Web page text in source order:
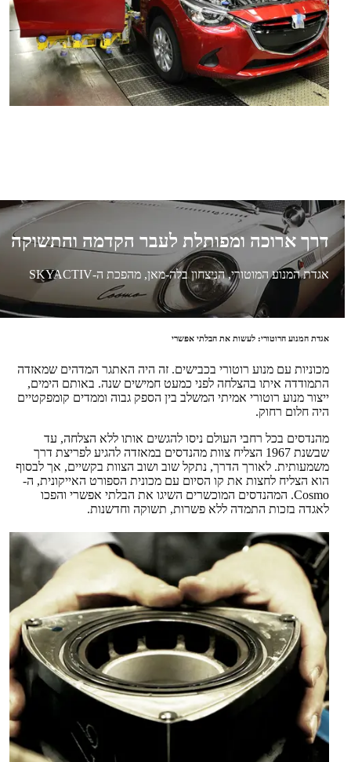
דרך ארוכה ומפותלת לעבר הקדמה והתשוקה
אגדת המנוע המוטורי, הניצחון בלה-מאן, מהפכת ה-SKYACTIV
אגדת המנוע הרוטורי: לעשות את הבלתי אפשרי
מכוניות עם מנוע רוטורי בכבישים. זה היה האתגר המדהים שמאזדה
התמודדה איתו בהצלחה לפני כמעט חמישים שנה. באותם הימים,
ייצור מנוע רוטורי אמיתי המשלב בין הספק גבוה וממדים קומפקטיים
היה חלום רחוק.
מהנדסים בכל רחבי העולם ניסו להגשים אותו ללא הצלחה, עד
שבשנת 1967 הצליח צוות מהנדסים במאזדה להגיע לפריצת דרך
משמעותית. לאורך הדרך, נתקל שוב ושוב הצוות בקשיים, אך לבסוף
הוא הצליח לחצות את קו הסיום עם מכונית הספורט האייקונית, ה-
Cosmo. המהנדסים המוכשרים השיגו את הבלתי אפשרי והפכו
לאגדה בזכות התמדה ללא פשרות, תשוקה וחדשנות.